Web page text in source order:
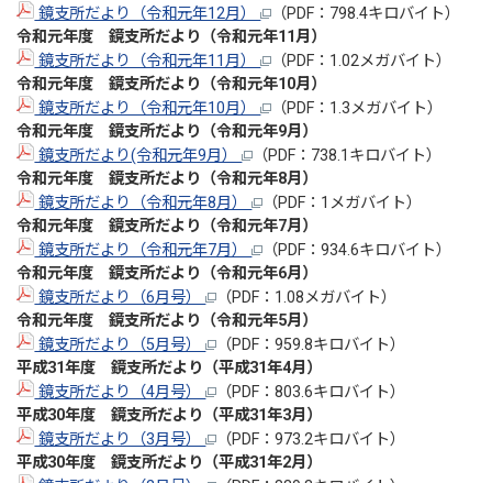
鏡支所だより（令和元年12月）
（PDF：798.4キロバイト）
令和元年度 鏡支所だより（令和元年11月）
鏡支所だより（令和元年11月）
（PDF：1.02メガバイト）
令和元年度 鏡支所だより（令和元年10月）
鏡支所だより（令和元年10月）
（PDF：1.3メガバイト）
令和元年度 鏡支所だより（令和元年9月）
鏡支所だより(令和元年9月）
（PDF：738.1キロバイト）
令和元年度 鏡支所だより（令和元年8月）
鏡支所だより（令和元年8月）
（PDF：1メガバイト）
令和元年度 鏡支所だより（令和元年7月）
鏡支所だより（令和元年7月）
（PDF：934.6キロバイト）
令和元年度 鏡支所だより（令和元年6月）
鏡支所だより（6月号）
（PDF：1.08メガバイト）
令和元年度 鏡支所だより（令和元年5月）
鏡支所だより（5月号）
（PDF：959.8キロバイト）
平成31年度 鏡支所だより（平成31年4月）
鏡支所だより（4月号）
（PDF：803.6キロバイト）
平成30年度 鏡支所だより（平成31年3月）
鏡支所だより（3月号）
（PDF：973.2キロバイト）
平成30年度 鏡支所だより（平成31年2月）